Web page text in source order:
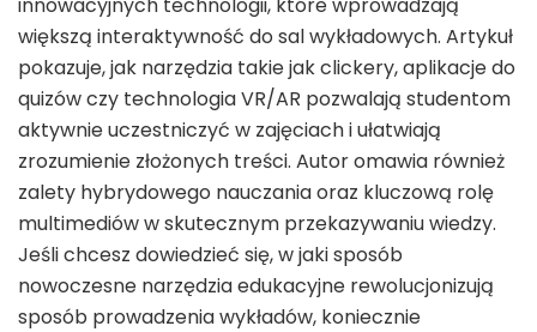
większą interaktywność do sal wykładowych. Artykuł
pokazuje, jak narzędzia takie jak clickery, aplikacje do
quizów czy technologia VR/AR pozwalają studentom
aktywnie uczestniczyć w zajęciach i ułatwiają
zrozumienie złożonych treści. Autor omawia również
zalety hybrydowego nauczania oraz kluczową rolę
multimediów w skutecznym przekazywaniu wiedzy.
Jeśli chcesz dowiedzieć się, w jaki sposób
nowoczesne narzędzia edukacyjne rewolucjonizują
sposób prowadzenia wykładów, koniecznie